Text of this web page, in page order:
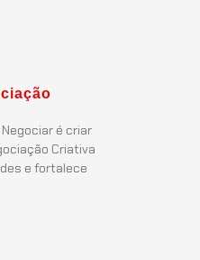
é criar
Criativa
e fortalece